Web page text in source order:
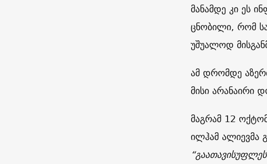
მანამდე კი ეს
ცნობილი, რომ
უშუალოდ
ამ დრომდე
მისი არანაირი
მაგრამ 12
ილჰამ ალიევმა
“გაათავისუფლეს